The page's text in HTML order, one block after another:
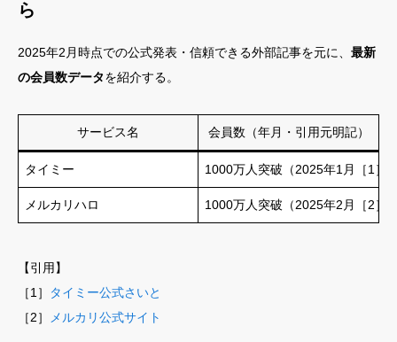
ら
2025年2月時点での公式発表・信頼できる外部記事を元に、 最新
の会員数データを紹介する。
サービス名 会員数（年月・引用元明記）
タイミー 1000万人突破（2025年1月［1］
メルカリハロ 1000万人突破（2025年2月［2］
【引用】
［1］
タイミー公式さいと
［2］
メルカリ公式サイト